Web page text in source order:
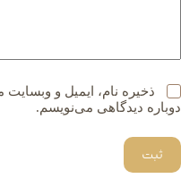
ذخیره نام، ایمیل و
دوباره دیدگاهی می‌نویسم.
ثبت